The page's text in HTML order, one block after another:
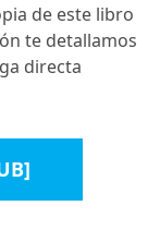
de este libro
te detallamos
directa